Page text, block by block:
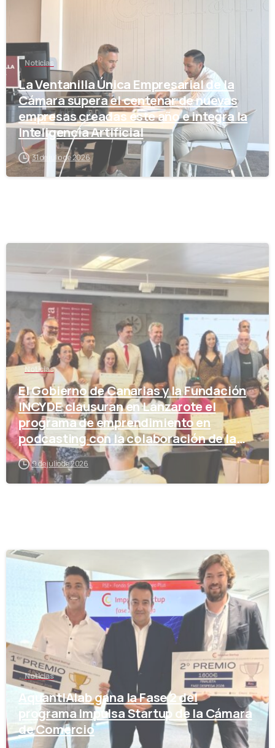
Noticias
La Ventanilla Única Empresarial de la
Cámara supera el centenar de nuevas
empresas creadas este año e integra la
Inteligencia Artificial
31 de julio de 2026
Noticias
El Gobierno de Canarias y la Fundación
INCYDE clausuran en Lanzarote el
programa de emprendimiento en
podcasting con la colaboración de la
Cámara de Comercio
9 de julio de 2026
Noticias
AquantIAlab gana la Fase 2 del
programa Impulsa Startup de la Cámara
de Comercio